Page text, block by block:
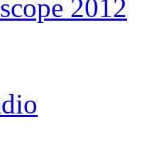
2012